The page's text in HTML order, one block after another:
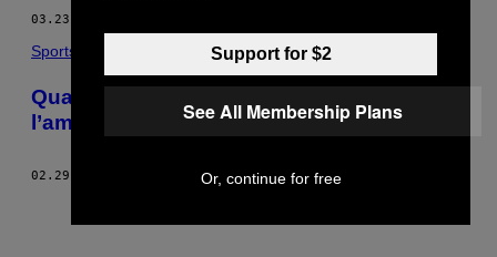
03.23.16
Sports
Quand un fan de Birmingham met à
l’amende un fan de QPR
02.29.16 KATHARINA RECKERS
Support for $2
See All Membership Plans
Or, continue for free